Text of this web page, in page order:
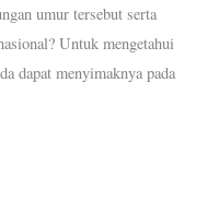
umur tersebut serta
Untuk mengetahui
dapat menyimaknya pada